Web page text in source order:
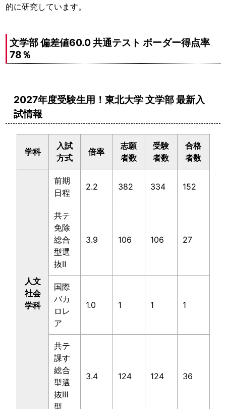
的に研究しています。
文学部 偏差値60.0 共通テスト ボーダー得点率
78％
2027年度受験生用！東北大学 文学部 最新入
試情報
学科
入試
方式
倍率
志願
者数
受験
者数
合格
者数
人文
社会
学科
前期
日程
2.2 382 334 152
共テ
免除
総合
型選
抜Ⅱ
3.9 106 106 27
国際
バカ
ロレ
ア
1.0 1 1 1
共テ
課す
総合
型選
抜Ⅲ
型
3.4 124 124 36